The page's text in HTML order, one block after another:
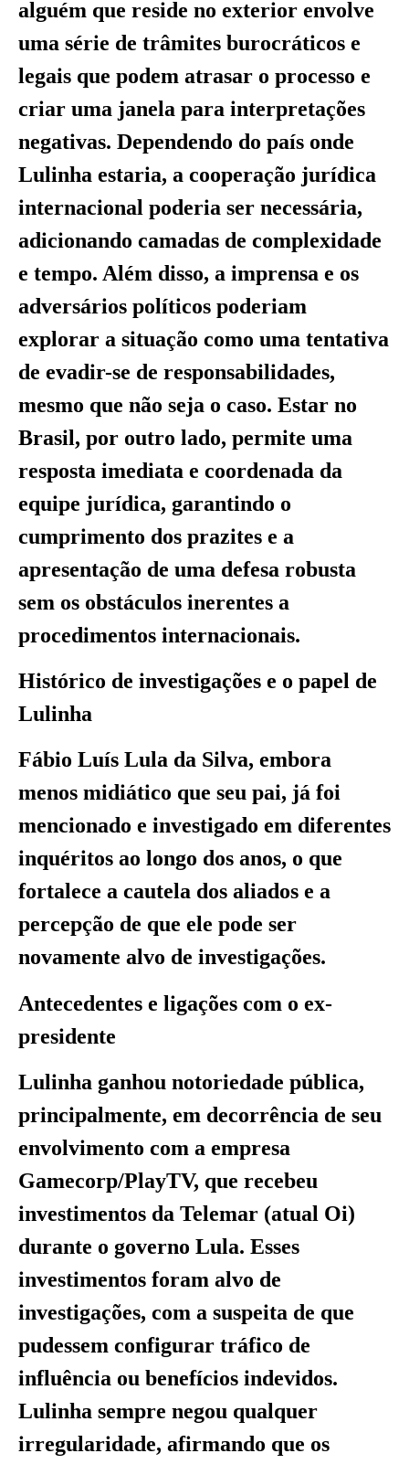
alguém que reside no exterior envolve
uma série de trâmites burocráticos e
legais que podem atrasar o processo e
criar uma janela para interpretações
negativas. Dependendo do país onde
Lulinha estaria, a cooperação jurídica
internacional poderia ser necessária,
adicionando camadas de complexidade
e tempo. Além disso, a imprensa e os
adversários políticos poderiam
explorar a situação como uma tentativa
de evadir-se de responsabilidades,
mesmo que não seja o caso. Estar no
Brasil, por outro lado, permite uma
resposta imediata e coordenada da
equipe jurídica, garantindo o
cumprimento dos prazites e a
apresentação de uma defesa robusta
sem os obstáculos inerentes a
procedimentos internacionais.
Histórico de investigações e o papel de
Lulinha
Fábio Luís Lula da Silva, embora
menos midiático que seu pai, já foi
mencionado e investigado em diferentes
inquéritos ao longo dos anos, o que
fortalece a cautela dos aliados e a
percepção de que ele pode ser
novamente alvo de investigações.
Antecedentes e ligações com o ex-
presidente
Lulinha ganhou notoriedade pública,
principalmente, em decorrência de seu
envolvimento com a empresa
Gamecorp/PlayTV, que recebeu
investimentos da Telemar (atual Oi)
durante o governo Lula. Esses
investimentos foram alvo de
investigações, com a suspeita de que
pudessem configurar tráfico de
influência ou benefícios indevidos.
Lulinha sempre negou qualquer
irregularidade, afirmando que os